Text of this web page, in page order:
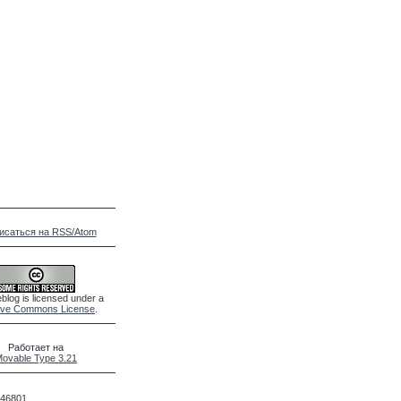
на RSS/Atom
is licensed under a
Commons License
Работает на
Type 3.21